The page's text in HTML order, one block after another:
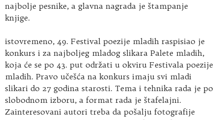
najbolje pesnike, a glavna nagrada je štampanje
knjige.
istovremeno, 49. Festival poezije mladih raspisiao je
konkurs i za najboljeg mladog slikara Palete mladih,
koja će se po 43. put održati u okviru Festivala poezije
mladih. Pravo učešća na konkurs imaju svi mladi
slikari do 27 godina starosti. Tema i tehnika rada je po
slobodnom izboru, a format rada je štafelajni.
Zainteresovani autori treba da pošalju fotografije